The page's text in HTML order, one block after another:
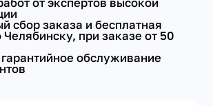
от экспертов высокой
сбор заказа и бесплатная
Челябинску, при заказе от 50
обслуживание